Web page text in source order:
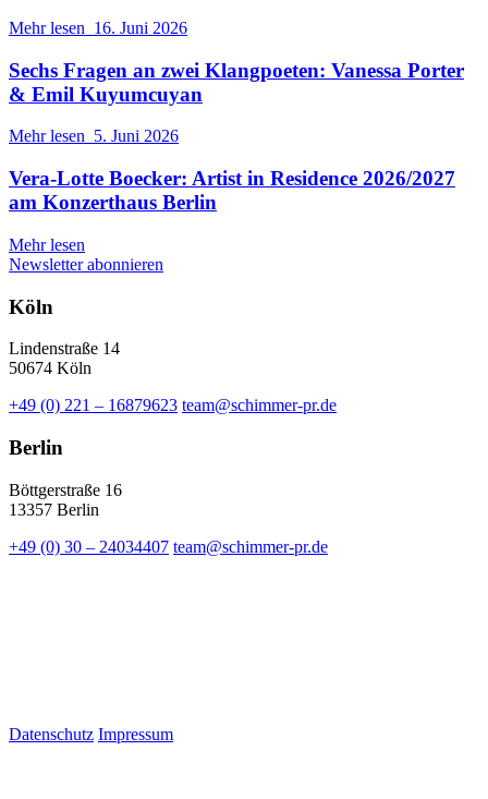
Mehr lesen 16. Juni 2026
Sechs Fragen an zwei Klangpoeten: Vanessa Porter
& Emil Kuyumcuyan
Mehr lesen 5. Juni 2026
Vera-Lotte Boecker: Artist in Residence 2026/2027
am Konzerthaus Berlin
Mehr lesen
Newsletter abonnieren
Köln
Lindenstraße 14
50674 Köln
+49 (0) 221 – 16879623 team@schimmer-pr.de
Berlin
Böttgerstraße 16
13357 Berlin
+49 (0) 30 – 24034407 team@schimmer-pr.de
Datenschutz Impressum